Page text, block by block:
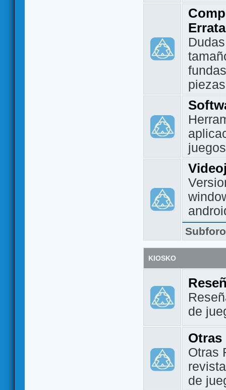
KIOSKO
de
Otras
Otras
de